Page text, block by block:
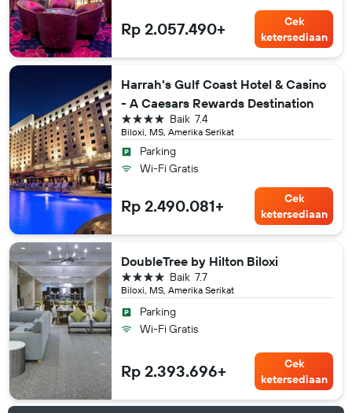
Rp 2.057.490+
Cek
ketersediaan
Harrah's Gulf Coast Hotel & Casino
- A Caesars Rewards Destination
Biloxi, MS, Amerika Serikat
7.4
Baik
bintang 4
Parking
Wi-Fi Gratis
Rp 2.490.081+
Cek
ketersediaan
DoubleTree by Hilton Biloxi
Biloxi, MS, Amerika Serikat
7.7
Baik
bintang 4
Parking
Wi-Fi Gratis
Rp 2.393.696+
Cek
ketersediaan